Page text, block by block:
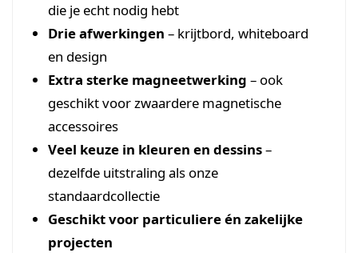
die je echt nodig hebt
Drie afwerkingen – krijtbord, whiteboard
en design
Extra sterke magneetwerking – ook
geschikt voor zwaardere magnetische
accessoires
Veel keuze in kleuren en dessins–
dezelfde uitstraling als onze
standaardcollectie
Geschikt voor particuliere én zakelijke
projecten